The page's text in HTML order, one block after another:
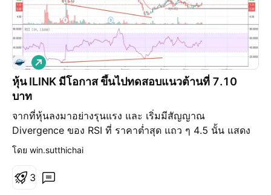
หุ้น ILINK มีโอกาส ขึ้นไปทดสอบแนวต้านที่ 7.10
บาท
จากที่หุ้นลงมาอย่างรุนแรง และ เริ่มมีสัญญาณ
Divergence ของ RSI ที่ ราคาต่ำสุด แถว ๆ 4.5 นั้น แสดง
ให้เห็นว่า การลงของหุ้นตัวนี้ เริ่มมีอาการอ่อนแรง และ
เมื่อ ราคา สามารถทำ new high ที่ 5.6 ได้ ณ ระดับราคา
นั้นเป็นสัญญาณซื้ออย่างชัดเจน โดยมีเป้าหมายราคาถัดไปที่
เ
ม
ขึ้
น
โดย win.sutthichai
3